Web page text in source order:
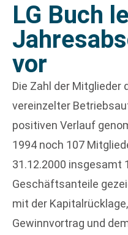
LG Buch
vor
Die Zahl der Mitglieder
vereinzelter
positiven Verlauf
1994 noch 107
31.12.2000 insgesamt
Geschäftsanteile
mit der
Gewinnvortrag und